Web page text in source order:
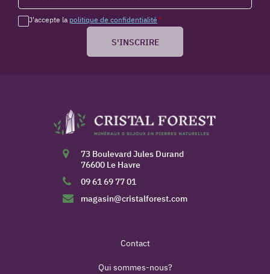
J'accepte la politique de confidentialité *
S'INSCRIRE
73 Boulevard Jules Durand
76600 Le Havre
09 61 69 77 01
magasin@cristalforest.com
Contact
Qui sommes-nous?